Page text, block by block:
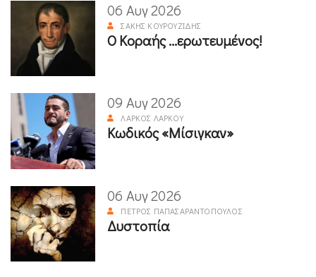
06 Αυγ 2026
ΣΆΚΗΣ ΚΟΥΡΟΥΖΊΔΗΣ
Ο Κοραής ...ερωτευμένος!
09 Αυγ 2026
ΛΆΡΚΟΣ ΛΆΡΚΟΥ
Κωδικός «Μίσιγκαν»
06 Αυγ 2026
ΠΈΤΡΟΣ ΠΑΠΑΣΑΡΑΝΤΌΠΟΥΛΟΣ
Δυστοπία